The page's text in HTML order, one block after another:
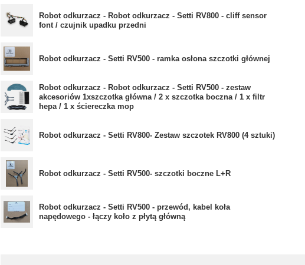
Robot odkurzacz - Robot odkurzacz - Setti RV800 - cliff sensor
font / czujnik upadku przedni
Robot odkurzacz - Setti RV500 - ramka osłona szczotki głównej
Robot odkurzacz - Robot odkurzacz - Setti RV500 - zestaw
akcesoriów 1xszczotka główna / 2 x szczotka boczna / 1 x filtr
hepa / 1 x ściereczka mop
Robot odkurzacz - Setti RV800- Zestaw szczotek RV800 (4 sztuki)
Robot odkurzacz - Setti RV500- szczotki boczne L+R
Robot odkurzacz - Setti RV500 - przewód, kabel koła
napędowego - łączy koło z płytą główną